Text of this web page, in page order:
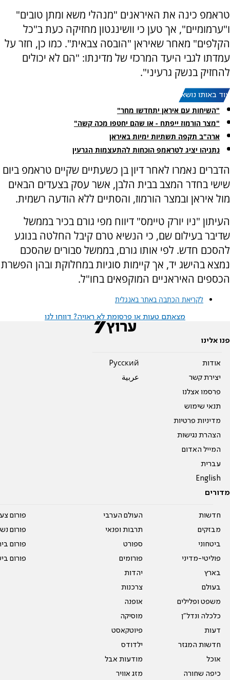
טראמפ כינה את האיראנים "מנהלי משא ומתן טובים"
ו"ערמומיים", אך טען כי וושינגטון מחזיקה כעת ב"כל
הקלפים" מאחר שאיראן "הובסה צבאית". כמו כן, חזר על
עמדתו לגבי היעד המרכזי של מדינתו: "הם לא יכולים
להחזיק בנשק גרעיני".
עוד באותו נושא:
"השיחות עם איראן יתחדשו מחר"
"מצר הורמוז ייפתח - או שהם יחטפו מכה קשה"
ארה"ב תקפה תשתיות ימיות באיראן
נתניהו יציג לטראמפ הוכחות להתעצמות הגרעין
הדברים נאמרו לאחר דיון בן כשעתיים שקיים טראמפ ביום
שישי בחדר המצב בבית הלבן, אשר עסק בצעדים הבאים
מול איראן ובמצר הורמוז, והסתיים ללא הודעה רשמית.
העיתון "ניו יורק טיימס" דיווח מפי גורם בכיר בממשל
שדיבר בעילום שם, כי הנשיא טרם קיבל החלטה בנוגע
להסכם חדש. לפי אותו גורם, בממשל סבורים שהסכם
נמצא בהישג יד, אך קיימות סוגיות במחלוקת ובהן הפשרת
הכספים האיראניים המוקפאים בחו"ל.
לקריאת הכתבה באתר באנגלית
מצאתם טעות או פרסומת לא ראויה? דווחו לנו
פנו אלינו
אודות
יצירת קשר
פרסמו אצלנו
תנאי שימוש
מדיניות פרטיות
הצהרת נגישות
המייל האדום
עברית
English
Pусский
عربية
מדורים
חדשות
מבזקים
ביטחוני
פוליטי-מדיני
בארץ
בעולם
משפט ופלילים
כלכלה ונדל"ן
דעות
חדשות המגזר
אוכל
כיפה שחורה
העולם הערבי
תרבות ופנאי
ספורט
פורומים
יהדות
צרכנות
אופנה
מוסיקה
פיוטקאסט
ילדודס
מודעות אבל
מזג אוויר
פורום
פורום
פורום
פורום